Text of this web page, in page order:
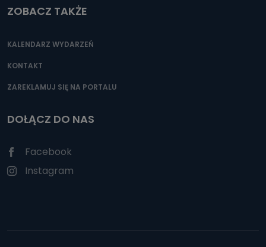
ZOBACZ TAKŻE
KALENDARZ WYDARZEŃ
KONTAKT
ZAREKLAMUJ SIĘ NA PORTALU
DOŁĄCZ DO NAS
Facebook
Instagram